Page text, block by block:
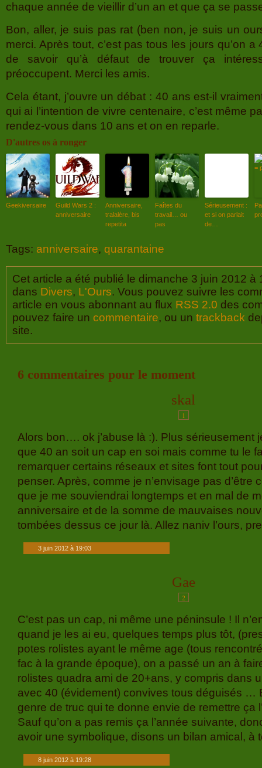
chaque année de vieillir d’un an et que ça se
Bon, aller, je suis pas rat (ben non, je suis un
merci. Après tout, c’est pas tous les jours qu’on a
de savoir qu’à défaut de trouver ça
préoccupent. Merci les amis.
Cela étant, j’ouvre un débat : 40 ans est-il
qui ai l’intention de vivre centenaire, c’est même
rendez-vous dans 10 ans et on en reparle.
D'autres os à ronger
Geekiversaire
Guild Wars 2 :
anniversaire
Anniversaire,
tralalère, bis
repetita
Faîtes du
travail… ou
pas
Sérieusement :
et si on parlait
de…
Tags: anniversaire, quarantaine
Cet article a été publié le dimanche 3 juin 2012 à
dans Divers, L'Ours. Vous pouvez suivre les
article en vous abonnant au flux RSS 2.0 des
pouvez faire un commentaire, ou un trackback
site.
6 commentaires pour le moment
skal
1
Alors bon…. ok j’abuse là :). Plus sérieusement
que 40 an soit un cap en soi mais comme tu le
remarquer certains réseaux et sites font tout
penser. Après, comme je n’envisage pas d’être
que je me souviendrai longtemps et en mal de
anniversaire et de la somme de mauvaises
tombées dessus ce jour là. Allez naniv l’ours,
3 juin 2012 à 19:03
Gae
2
C’est pas un cap, ni même une péninsule ! Il
quand je les ai eu, quelques temps plus tôt,
potes rolistes ayant le même age (tous
fac à la grande époque), on a passé un an à
rolistes quadra ami de 20+ans, y compris dans
avec 40 (évidement) convives tous déguisés …
genre de truc qui te donne envie de remettre ça
Sauf qu’on a pas remis ça l’année suivante,
avoir une symbolique, disons un bilan amical, à
8 juin 2012 à 19:28